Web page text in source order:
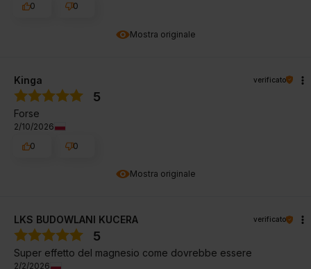
Mostra originale
0
0
Mostra originale
Kinga verificato
5
Forse
2/10/2026
0
0
LKS BUDOWLANI KUCERA verificato
5
Super effetto del magnesio come dovrebbe essere
2/2/2026